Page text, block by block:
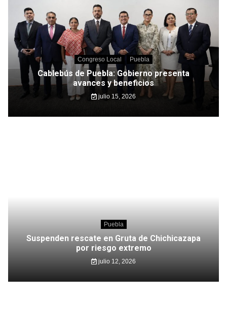
Congreso Local Puebla
Cablebús de Puebla: Gobierno presenta
avances y beneficios
julio 15, 2026
Puebla
Suspenden rescate en Gruta de Chichicazapa
por riesgo extremo
julio 12, 2026